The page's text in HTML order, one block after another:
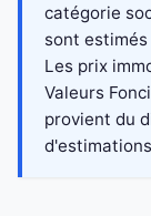
catégorie
sont
Les prix
Valeurs
provient du